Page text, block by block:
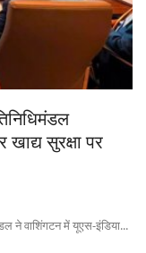
सुरक्षा पर
ने वाशिंगटन में यूएस-इंडिया...